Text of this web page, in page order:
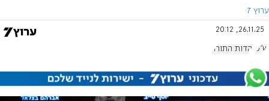
ערוץ 7
26.11.25, 20:12
ש"ס יהדות התורה